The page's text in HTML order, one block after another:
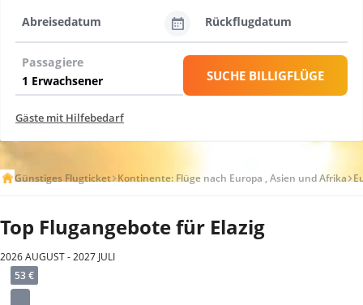
Abreisedatum Rückflugdatum
Passagiere
SUCHE BILLIGFLÜGE
Gäste mit Hilfebedarf
Günstiges Flugticket Kontinente: Flüge nach Europa , Asien und Afrika
Top Flugangebote für Elazig
2026 AUGUST - 2027 JULI